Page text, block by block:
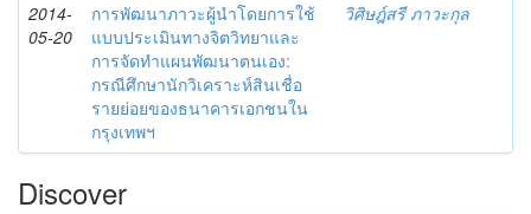
2014-
05-20
การพัฒนาภาวะผู้นำโดยการใช้
แบบประเมินทางจิตวิทยาและ
การจัดทำแผนพัฒนาตนเอง:
กรณีศึกษานักวิเคราะห์สินเชื่อ
รายย่อยของธนาคารเอกชนใน
กรุงเทพฯ
วิศิษฎ์สรี ภาวะกุล
Discover